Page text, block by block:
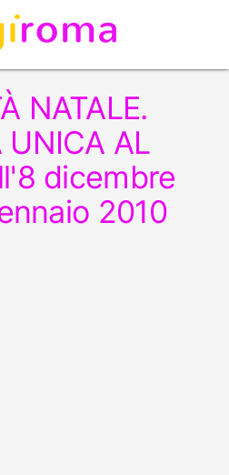
NATALE.
UNICA AL
dicembre
2010